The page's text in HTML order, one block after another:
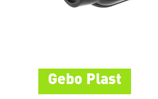
Gebo Plast